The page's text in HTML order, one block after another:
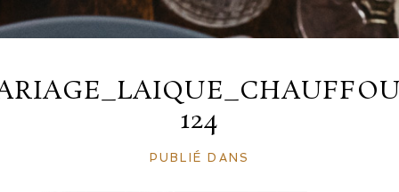
124
PUBLIÉ DANS